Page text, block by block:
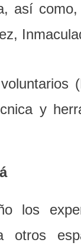
así
y
los
otros